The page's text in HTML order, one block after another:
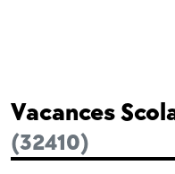
Vacances
(32410)